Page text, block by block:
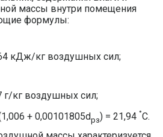
массы внутри помещения
формулы:
кДж/кг воздушных сил;
г/кг воздушных сил;
+ 0,00101805dрз) = 21,94 °C.